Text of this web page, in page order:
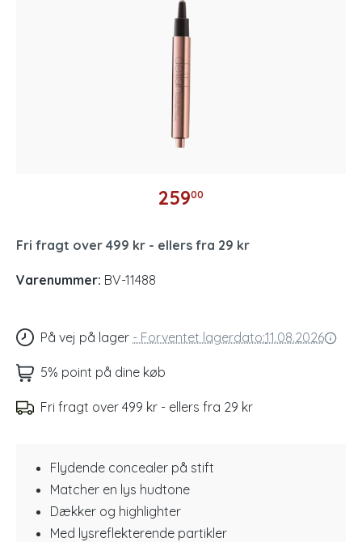
25900
Fri fragt over 499 kr - ellers fra 29 kr
Varenummer: BV-11488
På vej på lager - Forventet lagerdato:11.08.2026
5% point på dine køb
Fri fragt over 499 kr - ellers fra 29 kr
Flydende concealer på stift
Matcher en lys hudtone
Dækker og highlighter
Med lysreflekterende partikler